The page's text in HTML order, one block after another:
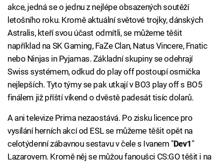
akce, jedná se o jednu z nejlépe obsazených soutěží
letošního roku. Kromě aktuální světové trojky, dánských
Astralis, kteří svou účast odmítli, se můžeme těšit
například na SK Gaming, FaZe Clan, Natus Vincere, Fnatic
nebo Ninjas in Pyjamas. Základní skupiny se odehrají
Swiss systémem, odkud do play off postoupí osmička
nejlepších. Tyto týmy se pak utkají v BO3 play off s BO5
finálem již příští víkend o dvěstě padesát tisíc dolarů.
A ani televize Prima nezaostává. Po zisku licence pro
vysílání herních akcí od ESL se můžeme těšit opět na
celotýdenní zábavnou sestavu v čele s Ivanem "Dev1 "
Lazarovem. Kromě něj se můžou fanoušci CS:GO těšit i na